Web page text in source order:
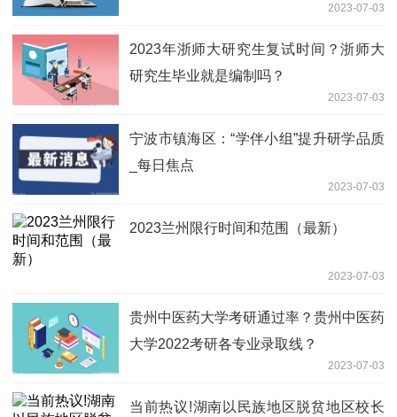
2023-07-03
2023年浙师大研究生复试时间？浙师大
研究生毕业就是编制吗？
2023-07-03
宁波市镇海区：“学伴小组”提升研学品质
_每日焦点
2023-07-03
2023兰州限行时间和范围（最新）
2023-07-03
贵州中医药大学考研通过率？贵州中医药
大学2022考研各专业录取线？
2023-07-03
当前热议!湖南以民族地区脱贫地区校长